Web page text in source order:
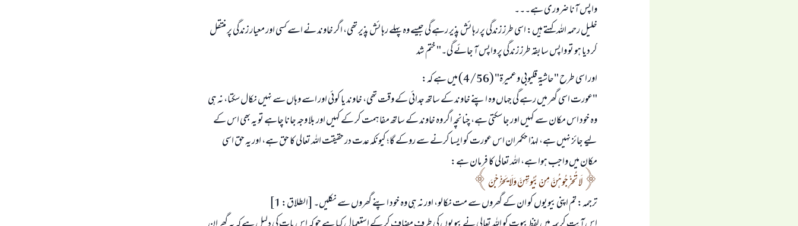
واپس آنا ضروری ہے۔۔۔
خلیل رحمہ اللہ کہتے ہیں: اسی طرز زندگی پر رہائش پذیر رہے گی جیسے وہ پہلے رہائش پذیر تھی، اگر خاوند نے اسے کسی اور معیار زندگی پر منتقل
کر دیا ہو تو واپس سابقہ طرز زندگی پر واپس آ جائے گی۔" ختم شد
اور اسی طرح "حاشية قليوبي وعميرة" (4/56) میں ہے کہ:
"عورت اسی گھر میں رہے گی جہاں وہ اپنے خاوند کے ساتھ جدائی کے وقت تھی، خاوند یا کوئی اور اسے وہاں سے نہیں نکال سکتا، نہ ہی
وہ خود اس مکان سے کہیں اور جا سکتی ہے، چنانچہ اگر وہ خاوند کے ساتھ مفاہمت کر کے کہیں اور بلا وجہ جانا چاہے تو یہ بھی اس کے
لیے جائز نہیں ہے، لہذا حکمران اس عورت کو ایسا کرنے سے روکے گا؛ کیونکہ عدت در حقیقت اللہ تعالی کا حق ہے، اور یہ حق اسی
مکان میں واجب ہوا ہے، اللہ تعالی کا فرمان ہے:
لَا تُخْرِجُوهُنَّ مِنْ بُيُوتِهِنَّ وَلَا يَخْرُجْنَ
ترجمہ: تم اپنی بیویوں کو ان کے گھروں سے مت نکالو، اور نہ ہی وہ خود اپنے گھروں سے نکلیں۔ [الطلاق: 1]